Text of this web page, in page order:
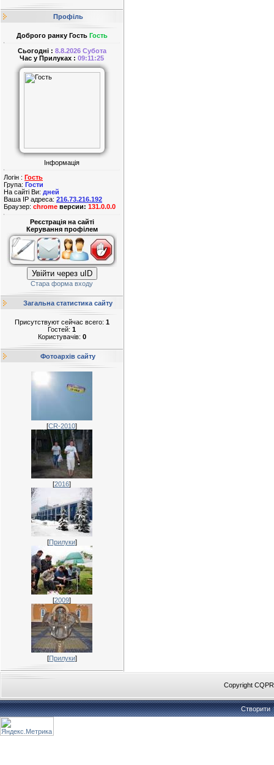
Профіль
Доброго ранку Гость Гость
Сьогодні : 8.8.2026 Субота
Час у Прилуках : 09:11:25
Інформація
Логін : Гость
Група: Гости
На сайті Ви: дней
Ваша IP адреса: 216.73.216.192
Браузер: chrome версии: 131.0.0.0
Реєстрація на сайті
Керування профілем
Увійти через uID
Стара форма входу
Загальна статистика сайту
Присутствуют сейчас всего: 1
Гостей: 1
Користувачів: 0
Фотоархів сайту
[CR-2010]
[2016]
[Прилуки]
[2009]
[Прилуки]
Copyright
Створити